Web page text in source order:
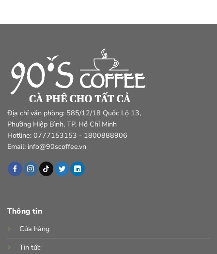
Địa chỉ văn phòng: 585/12/18 Quốc Lộ 13,
Phường Hiệp Bình, TP. Hồ Chí Minh
Hotline: 0777153153 - 1800888906
Email: info@90scoffee.vn
Thông tin
Cửa hàng
Tin tức